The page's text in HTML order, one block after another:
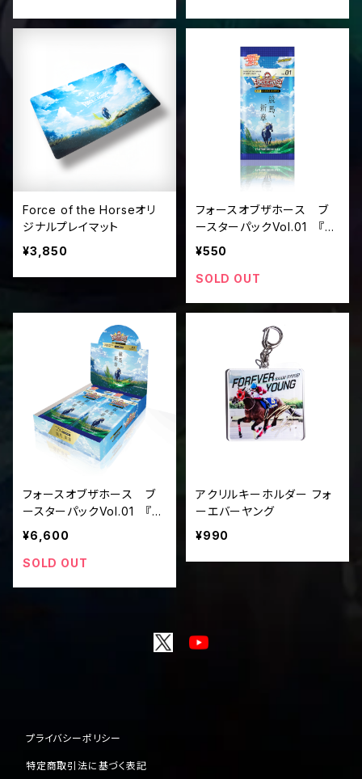
Force of the Horseオリ
ジナルプレイマット
¥3,850
フォースオブザホース ブ
ースターパックVol.01 『競
馬、新章』（パック単位）
¥550
SOLD OUT
フォースオブザホース ブ
ースターパックVol.01 『競
馬、新章』（ボックス単位）
¥6,600
SOLD OUT
アクリルキーホルダー フォ
ーエバーヤング
¥990
プライバシーポリシー
特定商取引法に基づく表記